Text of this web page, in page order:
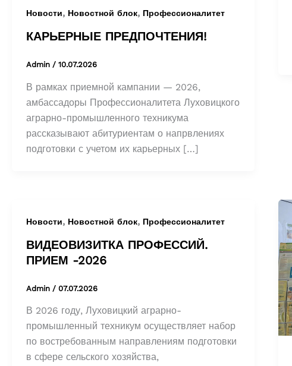
Новости, Новостной блок, Профессионалитет
КАРЬЕРНЫЕ ПРЕДПОЧТЕНИЯ!
Admin / 10.07.2026
В рамках приемной кампании — 2026,
амбассадоры Профессионалитета Луховицкого
аграрно-промышленного техникума
рассказывают абитуриентам о напрвлениях
подготовки с учетом их карьерных […]
Новости, Новостной блок, Профессионалитет
ВИДЕОВИЗИТКА ПРОФЕССИЙ.
ПРИЕМ -2026
Admin / 07.07.2026
В 2026 году, Луховицкий аграрно-
промышленный техникум осуществляет набор
по востребованным направлениям подготовки
в сфере сельского хозяйства,